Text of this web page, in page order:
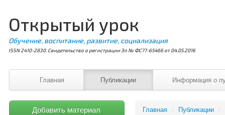
Открытый урок
Обучение, воспитание, развитие, социализация
ISSN 2410-2830. Свидетельство о регистрации Эл № ФС77-65466 от 04.05.2016
Главная Публикации Информация о
Добавить материал Главная / Публикации /